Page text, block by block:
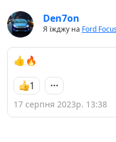
Den7on
Я їжджу на Ford
👍🔥
1
17 серпня 2023р. 13:38